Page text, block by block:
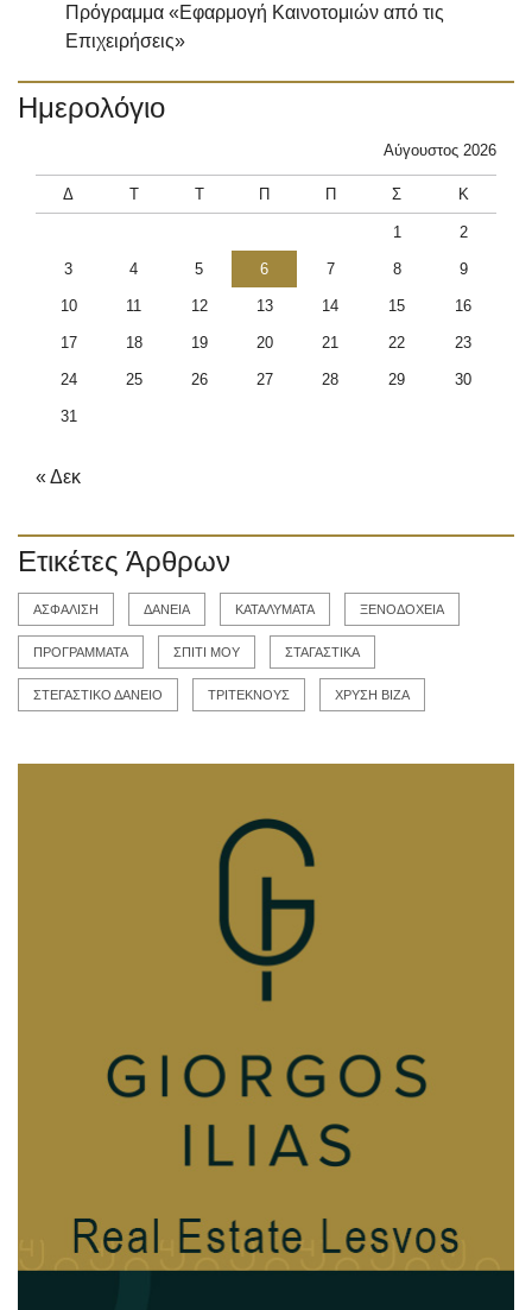
Πρόγραμμα «Εφαρμογή Καινοτομιών από τις
Επιχειρήσεις»
Ημερολόγιο
Αύγουστος 2026
Δ Τ Τ Π Π Σ Κ
1 2
3 4 5 6 7 8 9
10 11 12 13 14 15 16
17 18 19 20 21 22 23
24 25 26 27 28 29 30
31
« Δεκ
Ετικέτες Άρθρων
ΑΣΦΑΛΙΣΗ ΔΑΝΕΙΑ ΚΑΤΑΛΥΜΑΤΑ ΞΕΝΟΔΟΧΕΙΑ
ΠΡΟΓΡΑΜΜΑΤΑ ΣΠΙΤΙ ΜΟΥ ΣΤΑΓΑΣΤΙΚΑ
ΣΤΕΓΑΣΤΙΚΟ ΔΑΝΕΙΟ ΤΡΙΤΕΚΝΟΥΣ ΧΡΥΣΗ ΒΙΖΑ